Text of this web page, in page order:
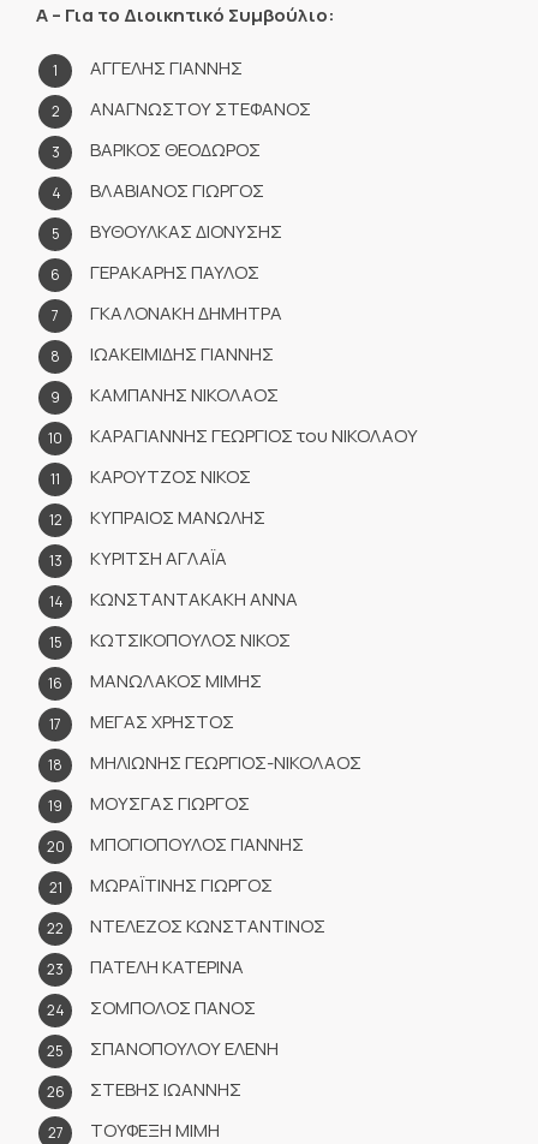
Α – Για το Διοικητικό Συμβούλιο:
ΑΓΓΕΛΗΣ ΓΙΑΝΝΗΣ
ΑΝΑΓΝΩΣΤΟΥ ΣΤΕΦΑΝΟΣ
ΒΑΡΙΚΟΣ ΘΕΟΔΩΡΟΣ
ΒΛΑΒΙΑΝΟΣ ΓΙΩΡΓΟΣ
ΒΥΘΟΥΛΚΑΣ ΔΙΟΝΥΣΗΣ
ΓΕΡΑΚΑΡΗΣ ΠΑΥΛΟΣ
ΓΚΑΛΟΝΑΚΗ ΔΗΜΗΤΡΑ
ΙΩΑΚΕΙΜΙΔΗΣ ΓΙΑΝΝΗΣ
ΚΑΜΠΑΝΗΣ ΝΙΚΟΛΑΟΣ
ΚΑΡΑΓΙΑΝΝΗΣ ΓΕΩΡΓΙΟΣ του ΝΙΚΟΛΑΟΥ
ΚΑΡΟΥΤΖΟΣ ΝΙΚΟΣ
ΚΥΠΡΑΙΟΣ ΜΑΝΩΛΗΣ
ΚΥΡΙΤΣΗ ΑΓΛΑΪΑ
ΚΩΝΣΤΑΝΤΑΚΑΚΗ ΑΝΝΑ
ΚΩΤΣΙΚΟΠΟΥΛΟΣ ΝΙΚΟΣ
ΜΑΝΩΛΑΚΟΣ ΜΙΜΗΣ
ΜΕΓΑΣ ΧΡΗΣΤΟΣ
ΜΗΛΙΩΝΗΣ ΓΕΩΡΓΙΟΣ-ΝΙΚΟΛΑΟΣ
ΜΟΥΣΓΑΣ ΓΙΩΡΓΟΣ
ΜΠΟΓΙΟΠΟΥΛΟΣ ΓΙΑΝΝΗΣ
ΜΩΡΑΪΤΙΝΗΣ ΓΙΩΡΓΟΣ
ΝΤΕΛΕΖΟΣ ΚΩΝΣΤΑΝΤΙΝΟΣ
ΠΑΤΕΛΗ ΚΑΤΕΡΙΝΑ
ΣΟΜΠΟΛΟΣ ΠΑΝΟΣ
ΣΠΑΝΟΠΟΥΛΟΥ ΕΛΕΝΗ
ΣΤΕΒΗΣ ΙΩΑΝΝΗΣ
ΤΟΥΦΕΞΗ ΜΙΜΗ